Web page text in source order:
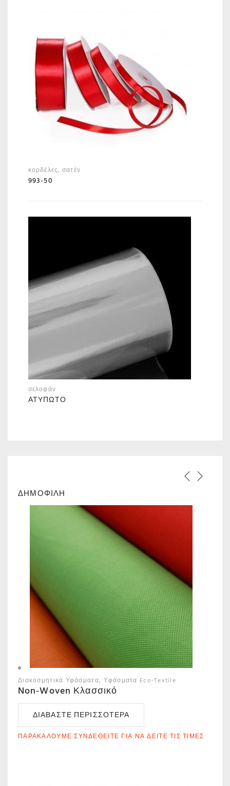
κορδέλες,σατέν
993-50
σελοφάν
ΑΤΎΠΩΤΟ
ΔΗΜΟΦΙΛΗ
Διακοσμητικά Υφάσματα Υφάσματα Eco-Textile
Non-Woven Κλασσικό
ΔΙΑΒΆΣΤΕ ΠΕΡΙΣΣΌΤΕΡΑ
ΠΑΡΑΚΑΛΟΎΜΕ ΣΥΝΔΕΘΕΊΤΕ ΓΙΑ ΝΑ ΔΕΊΤΕ ΤΙΣ ΤΙΜΈΣ